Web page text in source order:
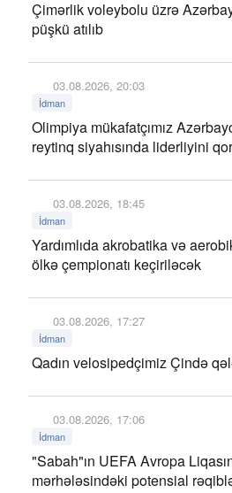
Çimərlik voleybolu üzrə
püşkü atılıb
03.08.2026, 20:03
İdman
Olimpiya mükafatçımız
reytinq siyahısında liderliyini
03.08.2026, 18:45
İdman
Yardımlıda akrobatika və
ölkə çempionatı keçiriləcək
03.08.2026, 17:27
İdman
Qadın velosipedçimiz Çində
03.08.2026, 17:06
İdman
"Sabah"ın UEFA Avropa
mərhələsindəki potensial